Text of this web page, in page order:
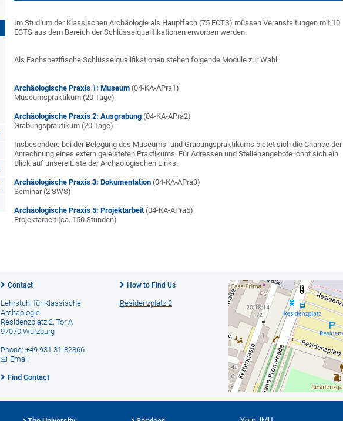
Im Studium der Klassischen Archäologie als Hauptfach (75 ECTS) müssen Veranstaltungen mit 10
ECTS aus dem Bereich der Schlüsselqualifikationen erworben werden.
Als Fachspezifische Schlüsselqualifikationen stehen folgende Module zur Wahl:
Archäologische Praxis 1: Museum (04-KA-APra1)
Museumspraktikum (20 Tage)
Archäologische Praxis 2: Ausgrabung (04-KA-APra2)
Grabungspraktikum (20 Tage)
Insbesondere bei der Belegung des Museums- und Grabungspraktikums bietet sich die Chance der
Anrechnung eines extern geleisteten Praktikums. Für Adressen und Stellenangebote lohnt sich ein
Blick auf unsere Liste der Archäologischen Links.
Archäologische Praxis 3: Dokumentation (04-KA-APra3)
Seminar (2 SWS)
Archäologische Praxis 5: Projektarbeit(04-KA-APra5)
Projektarbeit (ca. 150 Stunden)
Contact
Lehrstuhl für Klassische
Archäologie
Residenzplatz 2, Tor A
97070 Würzburg
Phone: +49 931 31-82866
Email
Find Contact
How to Find Us
Residenzplatz 2